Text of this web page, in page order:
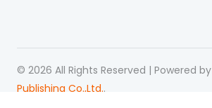
© 2026 All Rights Reserved | Powered by
Publishing Co.,Ltd..